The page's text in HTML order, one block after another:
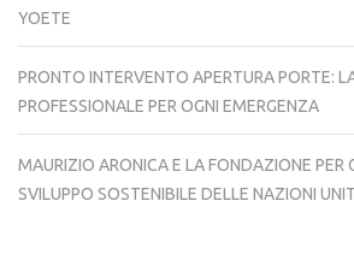
YOETE
PRONTO INTERVENTO APERTURA PORTE:
PROFESSIONALE PER OGNI EMERGENZA
MAURIZIO ARONICA E LA FONDAZIONE PER
SVILUPPO SOSTENIBILE DELLE NAZIONI